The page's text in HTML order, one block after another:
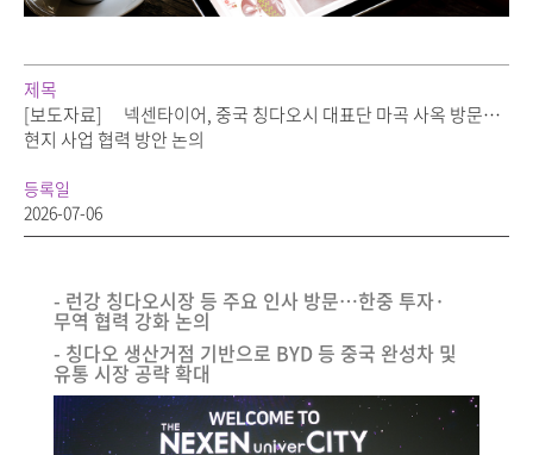
제목
[보도자료]
넥센타이어, 중국 칭다오시 대표단 마곡 사옥 방문…
현지 사업 협력 방안 논의
등록일
2026-07-06
- 런강 칭다오시장 등 주요 인사 방문…한중 투자·
무역 협력 강화 논의
- 칭다오 생산거점 기반으로 BYD 등 중국 완성차 및
유통 시장 공략 확대